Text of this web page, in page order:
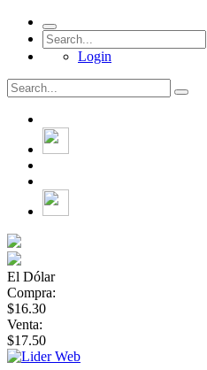
Login
El Dólar
Compra:
$16.30
Venta:
$17.50